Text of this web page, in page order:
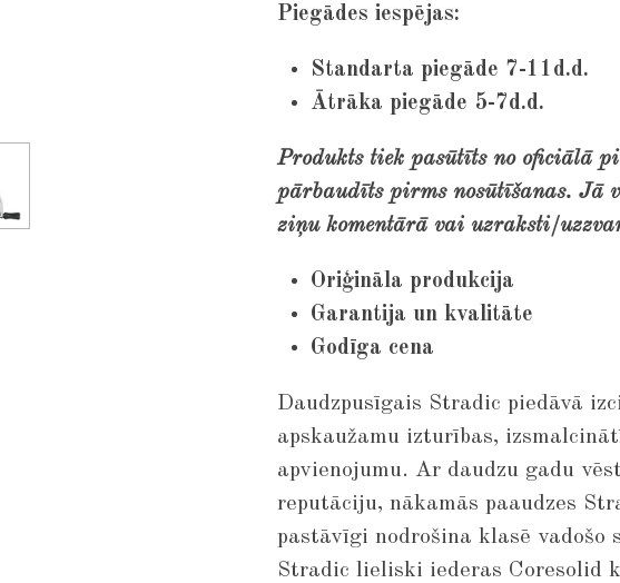
Piegādes iespējas:
Standarta piegāde 7-11d.d.
Ātrāka piegāde 5-7d.d.
Produkts tiek pasūtīts no oficiālā
pārbaudīts pirms nosūtīšanas. Jā
ziņu komentārā vai uzraksti/
Oriģināla produkcija
Garantija un kvalitāte
Godīga cena
Daudzpusīgais Stradic piedāvā
apskaužamu izturības,
apvienojumu. Ar daudzu gadu
reputāciju, nākamās paaudzes
pastāvīgi nodrošina klasē vadošo
Stradic lieliski iederas Coresolid